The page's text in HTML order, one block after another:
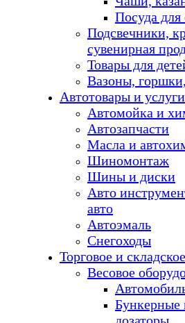
Посуда для
Подсвечники,
сувенирная
Товары для
Вазоны,
Автотовары и услуги
Автомойка и
Автозапчасти
Масла и
Шиномонтаж
Шины и диски
Авто
авто
Автоэмаль
Снегоходы
Торговое и
Весовое
Бункерные